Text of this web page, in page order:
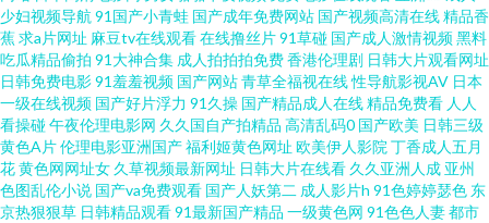
区 五月超碰在线婷婷 91超碰人人在线 A片视屏 久久国产三级久久 日韩一级
免费观看 51色女婷婷导航 日本中文字幕成人 欧洲爽爽网 另类口性交爱 99热
都是精品 国产精品日韩久久 日本美女黄色 91桃色神马 超碰精品在线 超碰在
线香蕉 www日夜夜无码 a含羞草无码视 老司机色综合 日韩色逼 91久久大香
少妇视频导航 91国产小青蛙 国产成年免费网站 国产视频高清在线精品香
蕉求a片网址 麻豆tv在线观看在线撸丝片91草碰 国产成人激情视频黑料
吃瓜精品偷拍 91大神合集 成人拍拍拍免费香港伦理剧 日韩大片观看网址
日韩免费电影91羞羞视频 国产网站青草全福视在线性导航影视AV 日本
一级在线视频 国产好片浮力 91久操 国产精品成人在线精品免费看 人人
看操碰午夜伦理电影网 久久国自产拍精品 高清乱码0 国产欧美 日韩三级
黄色A片伦理电影亚洲国产福利姬黄色网址 欧美伊人影院 丁香成人五月
花黄色网网址女 久草视频最新网址 日韩大片在线看 久久亚洲人成 亚州
色图乱伦小说 国产va免费观看 国产人妖第二 成人影片h 91色婷婷瑟色 东
京热狠狠草 日韩精品观看91最新国产精品 一级黄色网 91色色人妻都市